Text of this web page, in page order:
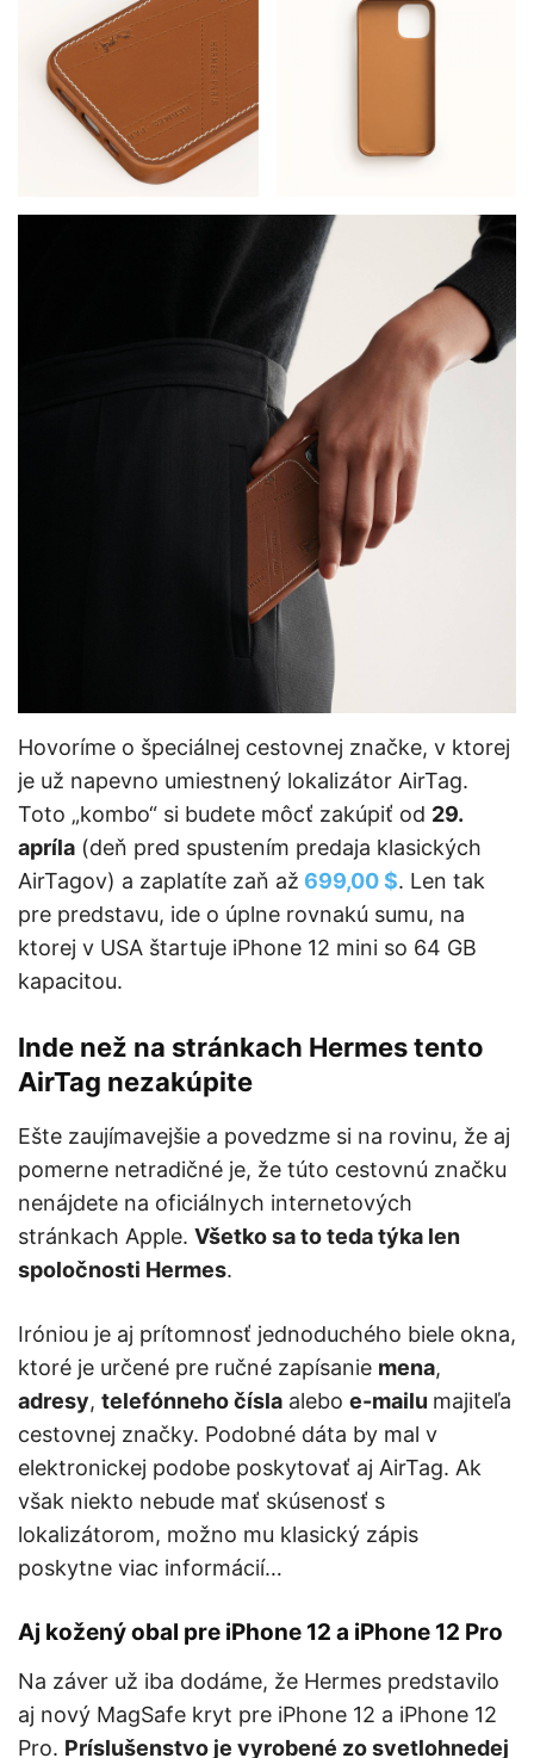
Hovoríme o špeciálnej cestovnej značke, v ktorej
je už napevno umiestnený lokalizátor AirTag.
Toto „kombo“ si budete môcť zakúpiť od 29.
apríla (deň pred spustením predaja klasických
AirTagov) a zaplatíte zaň až 699,00 $. Len tak
pre predstavu, ide o úplne rovnakú sumu, na
ktorej v USA štartuje iPhone 12 mini so 64 GB
kapacitou.
Inde než na stránkach Hermes tento
AirTag nezakúpite
Ešte zaujímavejšie a povedzme si na rovinu, že aj
pomerne netradičné je, že túto cestovnú značku
nenájdete na oficiálnych internetových
stránkach Apple. Všetko sa to teda týka len
spoločnosti Hermes.
Iróniou je aj prítomnosť jednoduchého biele okna,
ktoré je určené pre ručné zapísanie mena,
adresy, telefónneho čísla alebo e-mailu majiteľa
cestovnej značky. Podobné dáta by mal v
elektronickej podobe poskytovať aj AirTag. Ak
však niekto nebude mať skúsenosť s
lokalizátorom, možno mu klasický zápis
poskytne viac informácií…
Aj kožený obal pre iPhone 12 a iPhone 12 Pro
Na záver už iba dodáme, že Hermes predstavilo
aj nový MagSafe kryt pre iPhone 12 a iPhone 12
Pro. Príslušenstvo je vyrobené zo svetlohnedej